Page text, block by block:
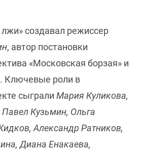
создавал режиссер
, автор постановки
«Московская борзая» и
Ключевые роли в
сыграли Мария Куликова,
Кузьмин, Ольга
Александр Ратников,
Диана Енакаева,